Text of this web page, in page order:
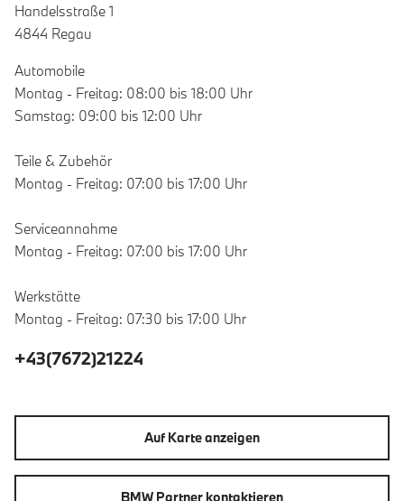
Handelsstraße 1
4844 Regau
Automobile
Montag - Freitag: 08:00 bis 18:00 Uhr
Samstag: 09:00 bis 12:00 Uhr
Teile & Zubehör
Montag - Freitag: 07:00 bis 17:00 Uhr
Serviceannahme
Montag - Freitag: 07:00 bis 17:00 Uhr
Werkstätte
Montag - Freitag: 07:30 bis 17:00 Uhr
+43(7672)21224
Auf Karte anzeigen
BMW Partner kontaktieren